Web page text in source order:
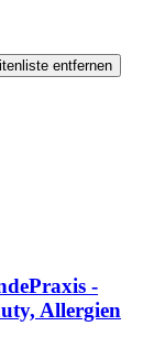
entfernen
-
Allergien